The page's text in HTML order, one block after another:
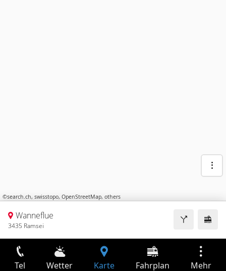
©search.ch, swisstopo, OpenStreetMap, others
Wanneflue
3435 Ramsei
Tel Wetter Karte Fahrplan Mehr